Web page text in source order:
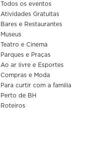
Todos os eventos
Atividades Gratuitas
Bares e Restaurantes
Museus
Teatro e Cinema
Parques e Praças
Ao ar livre e Esportes
Compras e Moda
Para curtir com a familia
Perto de BH
Roteiros